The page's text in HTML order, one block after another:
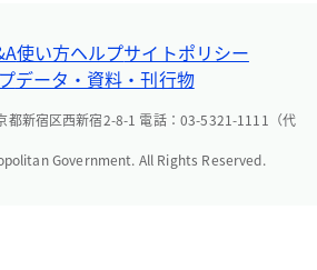
使い方ヘルプサイトポリシー
データ・資料・刊行物
都新宿区西新宿2-8-1 電話：03-5321-1111（代
Government. All Rights Reserved.